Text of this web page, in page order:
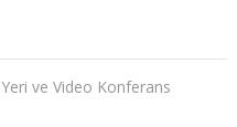
ve Video Konferans